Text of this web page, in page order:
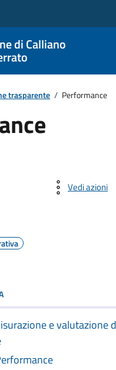
di Calliano
trasparente / Performance
Vedi azioni
e valutazione